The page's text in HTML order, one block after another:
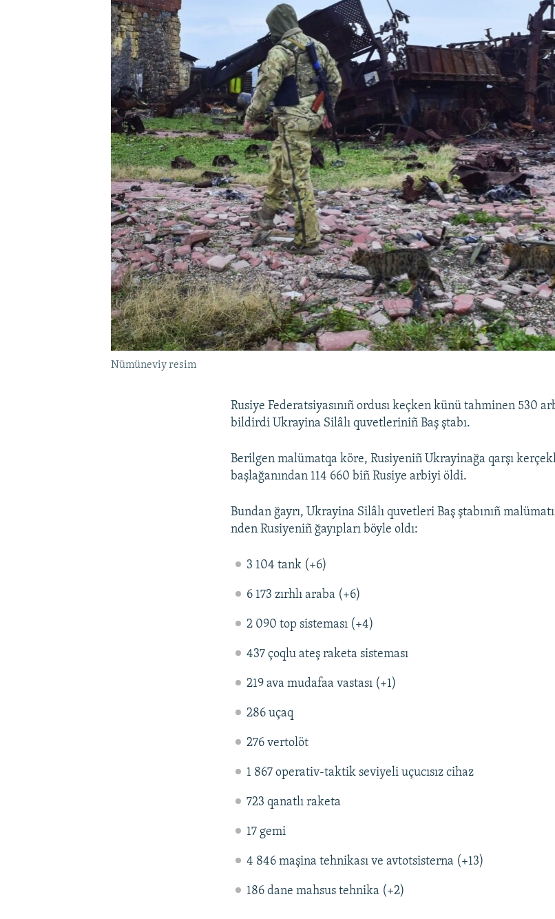
Nümüneviy resim
Rusiye Federatsiyasınıñ ordusı keçken künü tahminen 530
bildirdi Ukrayina Silâlı quvetleriniñ Baş ştabı.
Berilgen malümatqa köre, Rusiyeniñ Ukrayinağa qarşı
başlağanından 114 660 biñ Rusiye arbiyi öldi.
Bundan ğayrı, Ukrayina Silâlı quvetleri Baş ştabınıñ
nden Rusiyeniñ ğayıpları böyle oldı:
3 104 tank (+6)
6 173 zırhlı araba (+6)
2 090 top sisteması (+4)
437 çoqlu ateş raketa sisteması
219 ava mudafaa vastası (+1)
286 uçaq
276 vertolöt
1 867 operativ-taktik seviyeli uçucısız cihaz
723 qanatlı raketa
17 gemi
4 846 maşina tehnikası ve avtotsisterna (+13)
186 dane mahsus tehnika (+2)